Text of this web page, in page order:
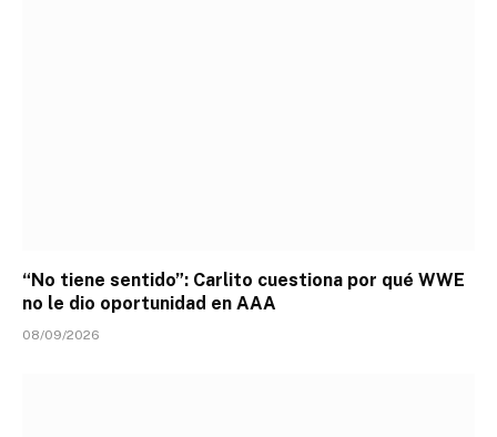
“No tiene sentido”: Carlito cuestiona por qué WWE
no le dio oportunidad en AAA
08/09/2026